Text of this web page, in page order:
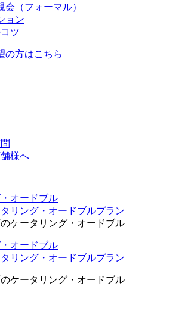
会（フォーマル）
ョン
ツ
の方はこちら
様へ
オードブル
リング・オードブルプラン
ケータリング・オードブル
オードブル
リング・オードブルプラン
ケータリング・オードブル